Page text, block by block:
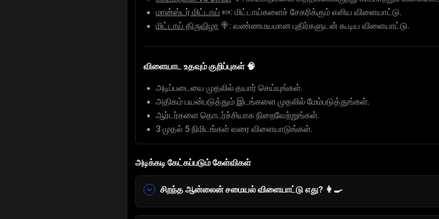
மான்ஸ்டர் மிட்டாய் 🍬: மிட்டாய்களைச் சேகரிக்கும் எளிய விளையாட்டு.
மிட்டாய் திருவிழா 🍭: வண்ணமயமான புதிர்களுடன் கூடிய விளையாட்டு.
விளையாட உதவும் குறிப்புகள் 🧠
அடிப்படையை முதலில் தயார் செய்யுங்கள்.
அதிகம் பயன்படுத்தும் இடங்களை முதலில் மேம்படுத்துங்கள்.
ஆர்டர்களை தொடர்ச்சியாக நிறைவேற்றுங்கள்.
3 முதல் 5 நிமிடங்கள் வரை விளையாடுங்கள்.
அடிக்கடி கேட்கப்படும் கேள்விகள்
சிறந்த ஆன்லைன் சமையல் விளையாட்டு எது? 👩‍🍳
சமையல்காரர் முதலாளிசமையலறை நிர்வகிப்பவர்களுக்கு சிறந்த தேர்வு.